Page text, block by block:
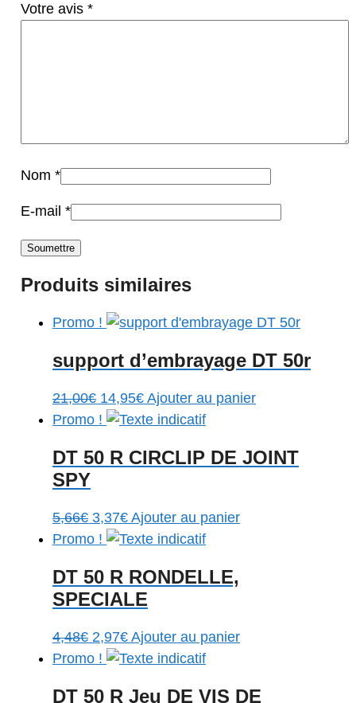
Votre avis *
Nom *
E-mail *
Produits similaires
Promo !
support d’embrayage DT 50r
21,00€ Le
prix
était :
14,95€Le
prix
est :
Ajouter au panier
Promo !
DT 50 R CIRCLIP DE JOINT
SPY
5,66€ Le
prix
était :
5,66€.
3,37€Le
prix
est :
3,37€.
Ajouter au panier
Promo !
DT 50 R RONDELLE,
SPECIALE
4,48€ Le
prix
2,97€Le
prix
Ajouter au panier
Promo !
DT 50 R Jeu DE VIS DE